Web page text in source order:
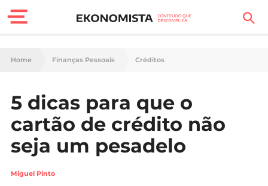
Finanças Pessoais
Carreira
Casa
Lifestyle
Home Finanças Pessoais Créditos
5 dicas para que o
cartão de crédito não
seja um pesadelo
Miguel Pinto